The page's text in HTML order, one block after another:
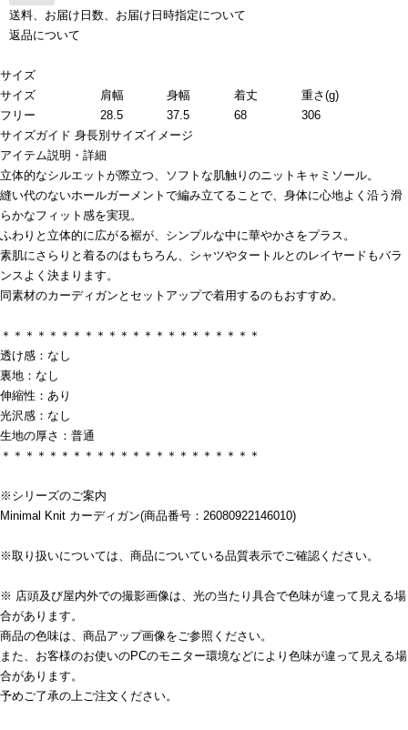
送料、お届け日数、お届け日時指定について
返品について
サイズ
サイズ
肩幅 身幅 着丈
重さ(g)
フリー
28.5 37.5 68
306
サイズガイド 身長別サイズイメージ
アイテム説明・詳細
立体的なシルエットが際立つ、ソフトな肌触りのニットキャミソール。
縫い代のないホールガーメントで編み立てることで、身体に心地よく沿う滑
らかなフィット感を実現。
ふわりと立体的に広がる裾が、シンプルな中に華やかさをプラス。
素肌にさらりと着るのはもちろん、シャツやタートルとのレイヤードもバラ
ンスよく決まります。
同素材のカーディガンとセットアップで着用するのもおすすめ。
＊＊＊＊＊＊＊＊＊＊＊＊＊＊＊＊＊＊＊＊＊＊
透け感：なし
裏地：なし
伸縮性：あり
光沢感：なし
生地の厚さ：普通
＊＊＊＊＊＊＊＊＊＊＊＊＊＊＊＊＊＊＊＊＊＊
※シリーズのご案内
Minimal Knit カーディガン(商品番号：26080922146010)
※取り扱いについては、商品についている品質表示でご確認ください。
※ 店頭及び屋内外での撮影画像は、光の当たり具合で色味が違って見える場
合があります。
商品の色味は、商品アップ画像をご参照ください。
また、お客様のお使いのPCのモニター環境などにより色味が違って見える場
合があります。
予めご了承の上ご注文ください。